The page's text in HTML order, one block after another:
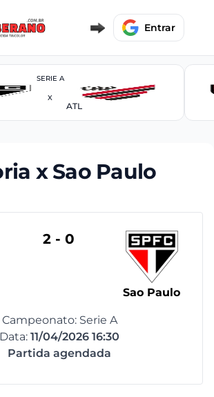
Entrar
SERIE A
X
ATL
x Sao Paulo
2 - 0
Sao Paulo
Campeonato: Serie A
Data: 11/04/2026 16:30
Partida agendada